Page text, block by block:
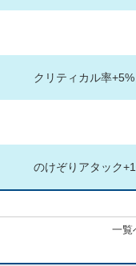
クリティカル率+5%
のけぞりアタック
一覧